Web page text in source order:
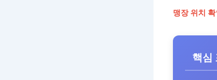
맹장 위치
핵심